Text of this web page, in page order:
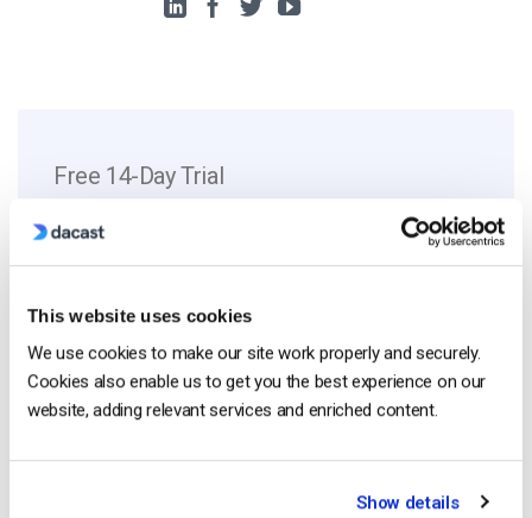
This website uses cookies
We use cookies to make our site work properly and securely.
Cookies also enable us to get you the best experience on our
website, adding relevant services and enriched content.
Show details
Free 14-Day Trial
Start streaming immediately
No credit card required
10 GB of bandwidth